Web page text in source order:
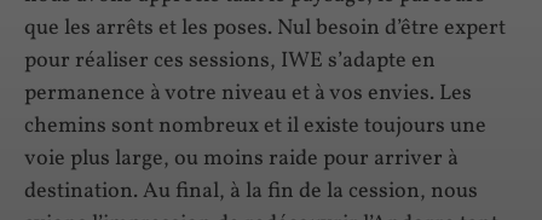
que les arrêts et les poses. Nul besoin d’être expert
pour réaliser ces sessions, IWE s’adapte en
permanence à votre niveau et à vos envies. Les
chemins sont nombreux et il existe toujours une
voie plus large, ou moins raide pour arriver à
destination. Au final, à la fin de la cession, nous